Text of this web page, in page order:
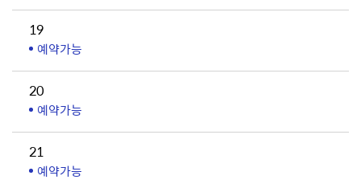
19
예약가능
20
예약가능
21
예약가능